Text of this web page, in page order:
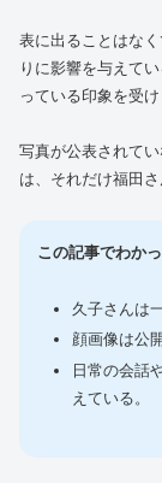
表に出ることはな
りに影響を与えて
っている印象を受け
写真が公表されて
は、それだけ福田
この記事でわか
久子さんは
顔画像は公
日常の会話
えている。